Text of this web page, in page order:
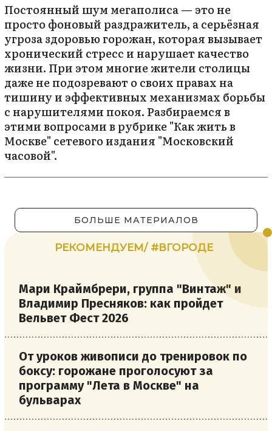
Постоянный шум мегаполиса — это не
просто фоновый раздражитель, а серьёзная
угроза здоровью горожан, которая вызывает
хронический стресс и нарушает качество
жизни. При этом многие жители столицы
даже не подозревают о своих правах на
тишину и эффективных механизмах борьбы
с нарушителями покоя. Разбираемся в
этими вопросами в рубрике "Как жить в
Москве" сетевого издания "Московский
часовой".
БОЛЬШЕ МАТЕРИАЛОВ
РЕКОМЕНДУЕМ/ #ВГОРОДЕ
Мари Краймбрери, группа "Винтаж" и
Владимир Пресняков: как пройдет
Вельвет Фест 2026
От уроков живописи до тренировок по
боксу: горожане проголосуют за
программу "Лета в Москве" на
бульварах